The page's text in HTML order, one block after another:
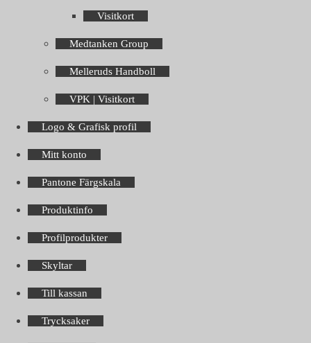
Visitkort
Medtanken Group
Melleruds Handboll
VPK | Visitkort
Logo & Grafisk profil
Mitt konto
Pantone Färgskala
Produktinfo
Profilprodukter
Skyltar
Till kassan
Trycksaker